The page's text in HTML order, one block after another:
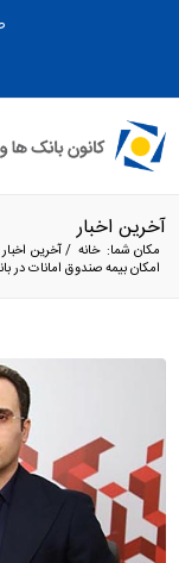
آخرین اخبار
مکان شما: خانه /آخرین اخبار
امکان بیمه صندوق امانات در